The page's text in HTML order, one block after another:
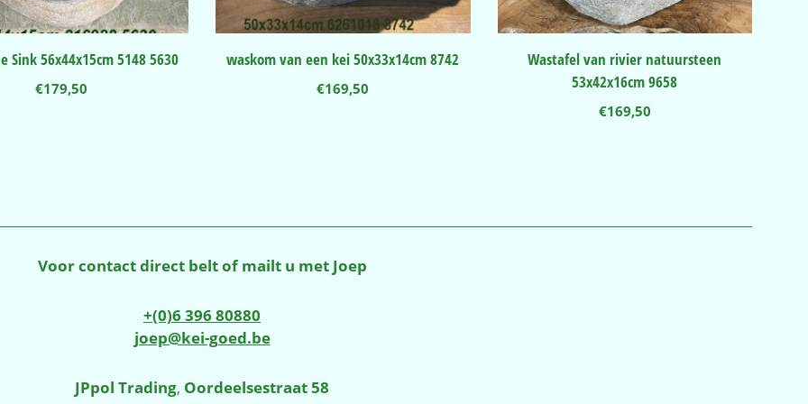
Sink 56x44x15cm 5148 5630
€179,50
waskom van een kei 50x33x14cm 8742
€169,50
Wastafel van rivier natuursteen
53x42x16cm 9658
€169,50
Voor contact direct belt of mailt u met Joep
+(0)6 396 80880
joep@kei-goed.be
JPpol Trading, Oordeelsestraat 58